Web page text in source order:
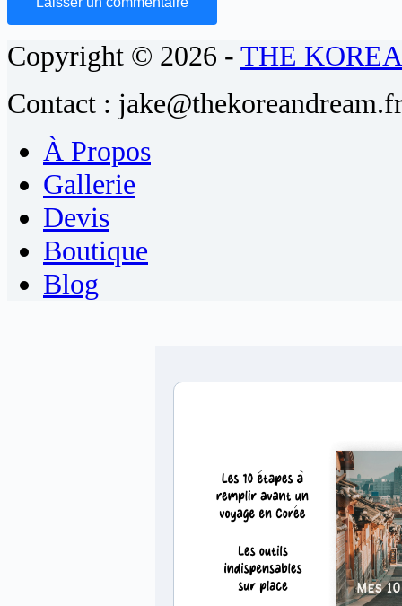
Copyright © 2026 - THE
Contact :
À Propos
Gallerie
Devis
Boutique
Blog